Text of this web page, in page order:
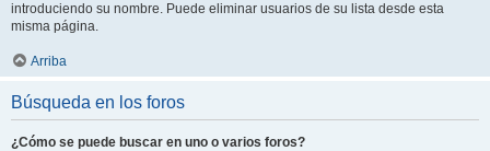
introduciendo su nombre. Puede eliminar usuarios de su lista desde esta
misma página.
Arriba
Búsqueda en los foros
¿Cómo se puede buscar en uno o varios foros?